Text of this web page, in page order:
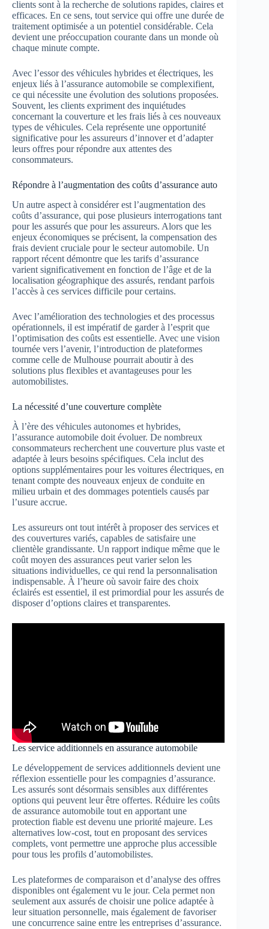
clients sont à la recherche de solutions rapides, claires et
efficaces. En ce sens, tout service qui offre une durée de
traitement optimisée a un potentiel considérable. Cela
devient une préoccupation courante dans un monde où
chaque minute compte.
Avec l’essor des véhicules hybrides et électriques, les
enjeux liés à l’assurance automobile se complexifient,
ce qui nécessite une évolution des solutions proposées.
Souvent, les clients expriment des inquiétudes
concernant la couverture et les frais liés à ces nouveaux
types de véhicules. Cela représente une opportunité
significative pour les assureurs d’innover et d’adapter
leurs offres pour répondre aux attentes des
consommateurs.
Répondre à l’augmentation des coûts d’assurance auto
Un autre aspect à considérer est l’augmentation des
coûts d’assurance, qui pose plusieurs interrogations tant
pour les assurés que pour les assureurs. Alors que les
enjeux économiques se précisent, la compensation des
frais devient cruciale pour le secteur automobile. Un
rapport récent démontre que les tarifs d’assurance
varient significativement en fonction de l’âge et de la
localisation géographique des assurés, rendant parfois
l’accès à ces services difficile pour certains.
Avec l’amélioration des technologies et des processus
opérationnels, il est impératif de garder à l’esprit que
l’optimisation des coûts est essentielle. Avec une vision
tournée vers l’avenir, l’introduction de plateformes
comme celle de Mulhouse pourrait aboutir à des
solutions plus flexibles et avantageuses pour les
automobilistes.
La nécessité d’une couverture complète
À l’ère des véhicules autonomes et hybrides,
l’assurance automobile doit évoluer. De nombreux
consommateurs recherchent une couverture plus vaste et
adaptée à leurs besoins spécifiques. Cela inclut des
options supplémentaires pour les voitures électriques, en
tenant compte des nouveaux enjeux de conduite en
milieu urbain et des dommages potentiels causés par
l’usure accrue.
Les assureurs ont tout intérêt à proposer des services et
des couvertures variés, capables de satisfaire une
clientèle grandissante. Un rapport indique même que le
coût moyen des assurances peut varier selon les
situations individuelles, ce qui rend la personnalisation
indispensable. À l’heure où savoir faire des choix
éclairés est essentiel, il est primordial pour les assurés de
disposer d’options claires et transparentes.
Les service additionnels en assurance automobile
Le développement de services additionnels devient une
réflexion essentielle pour les compagnies d’assurance.
Les assurés sont désormais sensibles aux différentes
options qui peuvent leur être offertes. Réduire les coûts
de assurance automobile tout en apportant une
protection fiable est devenu une priorité majeure. Les
alternatives low-cost, tout en proposant des services
complets, vont permettre une approche plus accessible
pour tous les profils d’automobilistes.
Les plateformes de comparaison et d’analyse des offres
disponibles ont également vu le jour. Cela permet non
seulement aux assurés de choisir une police adaptée à
leur situation personnelle, mais également de favoriser
une concurrence saine entre les entreprises d’assurance.